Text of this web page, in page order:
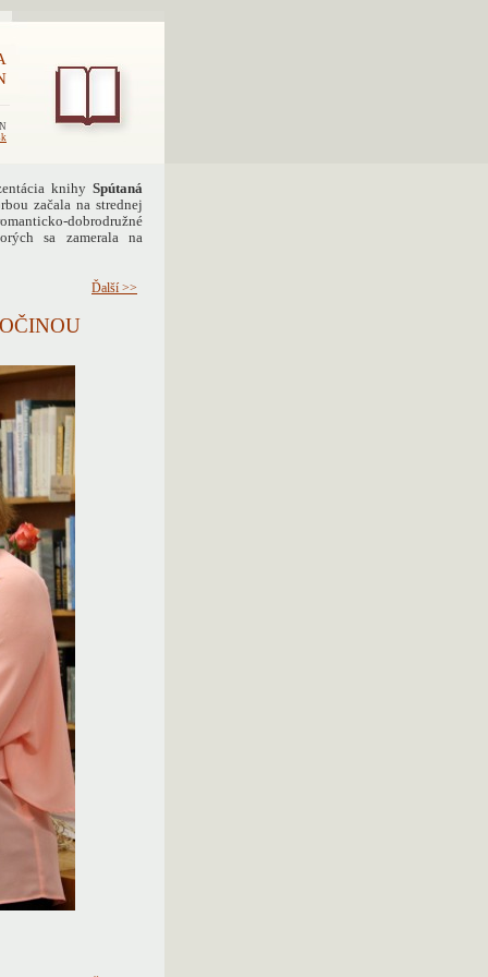
knihySpútaná
začala na strednej
dobrodružné
sa zamerala na
Ďalší >>